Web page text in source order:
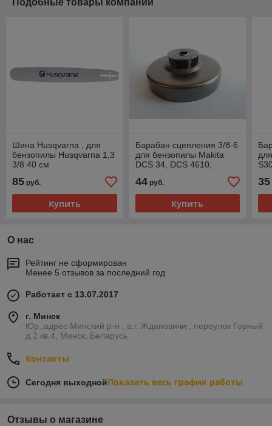
Шина Husqvarna , для
бензопилы Husqvarna 1,3
3/8 40 см
85 руб.
Купить
Барабан сцепления 3/8-6
для бензопилы Makita
DCS 34, DCS 4610,
44руб.
Купить
35
О нас
Рейтинг не сформирован
Менее 5 отзывов за последний год
Работает с 13.07.2017
г. Минск
Юр.,адрес Минский р-н , а.г. Ждановичи , переулок Горный
д.2 кв.4, Минск, Беларусь
Контакты
Сегодня выходнойПоказать весь график работы
Отзывы о магазине